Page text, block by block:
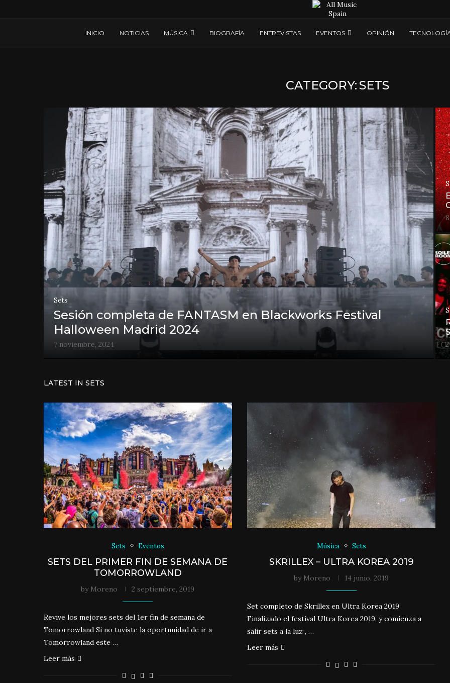
INICIO NOTICIAS MÚSICA BIOGRAFÍA ENTREVISTAS EVENTOS OPINIÓN
CATEGORY:SETS
Sets
Sesión completa de FANTASM en Blackworks Festival
Halloween Madrid 2024
7 noviembre, 2024
LATEST IN SETS
Sets Eventos
SETS DEL PRIMER FIN DE SEMANA DE
TOMORROWLAND
by Moreno 2 septiembre, 2019
Revive los mejores sets del 1er fin de semana de
Tomorrowland Si no tuviste la oportunidad de ir a
Tomorrowland este …
Leer más
Música Sets
SKRILLEX – ULTRA KOREA 2019
by Moreno 14 junio, 2019
Set completo de Skrillex en Ultra Korea 2019
Finalizado el festival Ultra Korea 2019, y comienza a
salir sets a la luz , …
Leer más